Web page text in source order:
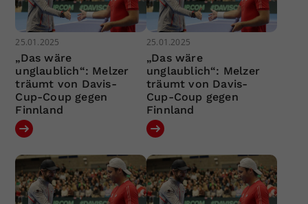
25.01.2025
„Das wäre
unglaublich“: Melzer
träumt von Davis-
Cup-Coup gegen
Finnland
25.01.2025
„Das wäre
unglaublich“: Melzer
träumt von Davis-
Cup-Coup gegen
Finnland